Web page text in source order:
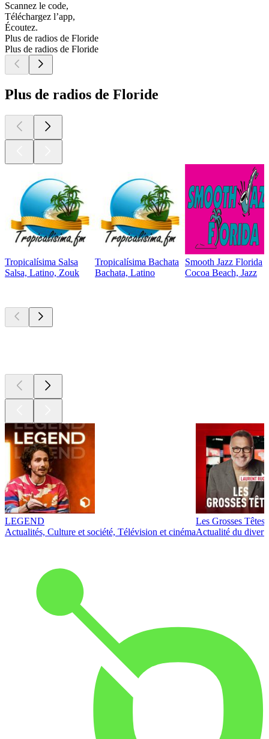
Scannez le code,
Téléchargez l’app,
Écoutez.
Plus de radios de Floride
Plus de radios de Floride
Plus de radios de Floride
Tropicalísima Salsa
Salsa, Latino, Zouk
Tropicalísima Bachata
Bachata, Latino
Smooth Jazz Florida
Cocoa Beach, Jazz
LEGEND
Actualités, Culture et société, Télévision et cinéma
Les Grosses Têtes
Actualité du